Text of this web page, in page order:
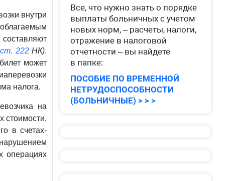
внутри
ст. 222НК).
может
налога.
на
стоимости,
в счетах-
операциях
Все, что нужно знать о порядке
выплаты больничных с учетом
новых норм, – расчеты, налоги,
отражение в налоговой
отчетности – вы найдете
в папке:
ПОСОБИЕ ПО ВРЕМЕННОЙ
НЕТРУДОСПОСОБНОСТИ
(БОЛЬНИЧНЫЕ) > > >